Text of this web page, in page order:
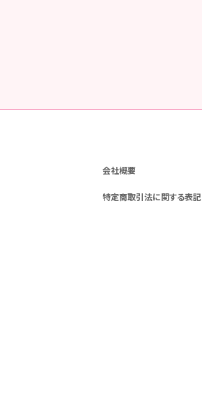
会社概要
特定商取引法に関する表記